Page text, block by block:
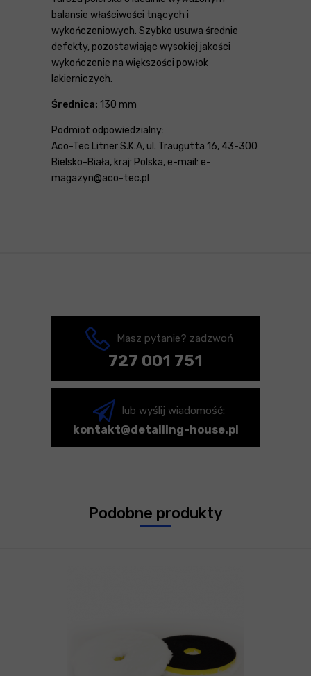
balansie właściwości tnących i
wykończeniowych. Szybko usuwa średnie
defekty, pozostawiając wysokiej jakości
wykończenie na większości powłok
lakierniczych.
Średnica: 130 mm
Podmiot odpowiedzialny:
Aco-Tec Litner S.K.A, ul. Traugutta 16, 43-300
Bielsko-Biała, kraj: Polska, e-mail: e-
magazyn@aco-tec.pl
Masz pytanie? zadzwoń
727 001 751
lub wyślij wiadomość:
kontakt@detailing-house.pl
Podobne produkty